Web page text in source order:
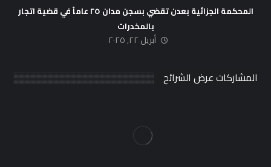
المحكمة الجزائية بعدن تقضي بسجن مدان ٢٥ عاماً في قضية اتجار
بالمخدرات
أبريل ٢٢, ٢٠٢٥
المشاركات عرض الشرائح